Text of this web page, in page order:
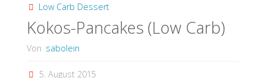
Low Carb Dessert
Kokos-Pancakes (Low Carb)
Von sabolein
5. August 2015